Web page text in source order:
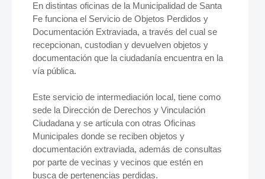
En distintas oficinas de la Municipalidad de Santa
Fe funciona el Servicio de Objetos Perdidos y
Documentación Extraviada, a través del cual se
recepcionan, custodian y devuelven objetos y
documentación que la ciudadanía encuentra en la
vía pública.
Este servicio de intermediación local, tiene como
sede la Dirección de Derechos y Vinculación
Ciudadana y se articula con otras Oficinas
Municipales donde se reciben objetos y
documentación extraviada, además de consultas
por parte de vecinas y vecinos que estén en
busca de pertenencias perdidas.